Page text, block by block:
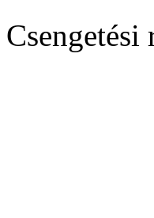
Csengetési